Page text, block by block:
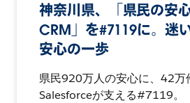
神奈川県、「県民の安
CRM」を#7119に。迷
安心の一歩
県民920万人の安心に、42万
Salesforceが支える#7119。